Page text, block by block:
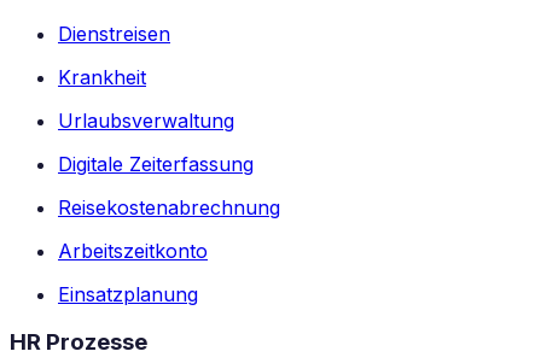
Dienstreisen
Krankheit
Urlaubsverwaltung
Digitale Zeiterfassung
Reisekostenabrechnung
Arbeitszeitkonto
Einsatzplanung
HR Prozesse